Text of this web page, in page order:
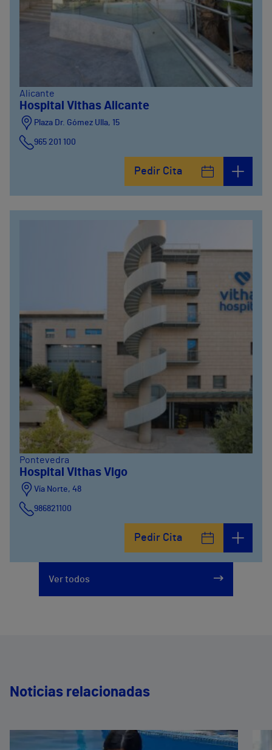
Alicante
Hospital Vithas Alicante
Plaza Dr. Gómez Ulla, 15
965 201 100
Pedir Cita
Pontevedra
Hospital Vithas Vigo
Vía Norte, 48
986821100
Pedir Cita
Ver todos
Noticias relacionadas